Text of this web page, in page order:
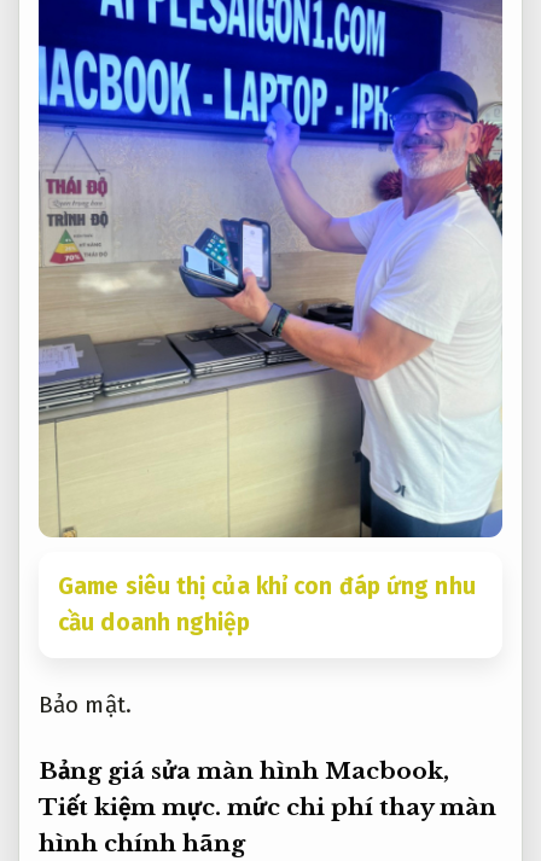
Game siêu thị của khỉ con đáp ứng nhu
cầu doanh nghiệp
Bảo mật.
Bảng giá sửa màn hình Macbook,
Tiết kiệm mực. mức chi phí thay màn
hình chính hãng